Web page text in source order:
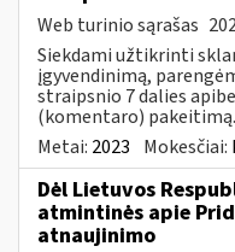
Web turinio sąrašas
Siekdami užtikrinti
įgyvendinimą,
straipsnio 7 dalies
(komentaro)
Metai: 2023 Mokesčiai:
Dėl Lietuvos
atmintinės apie
atnaujinimo